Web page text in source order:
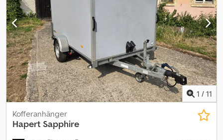
zeigen. Irrtümer, Änderungen und Zwischenverkauf vorbehalten.
40/40 Pendelbar - Staukiste - Profi Stützrad Rechnung
ausgewiesene MwSt Garantie - Anhänger Händler seit über 35
Jahren Verkauf telefonische Bestellannahme zu unseren
Öffnungszeiten Montags-Freitags oder rund um die Uhr über
unseren Onlineshop auf trailer - shop de Urheberrecht -
Markenschutz 2026/02
1 / 11
Kofferanhänger
Hapert Sapphire